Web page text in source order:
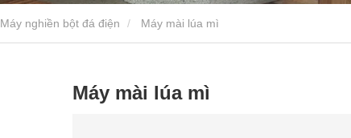
Máy nghiền bột đá điện Máy mài lúa mì
Máy mài lúa mì